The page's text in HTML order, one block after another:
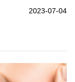
2023-07-04